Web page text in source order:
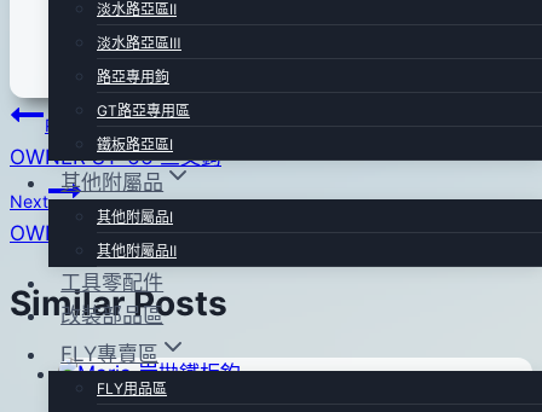
淡水路亞區Ⅱ
淡水路亞區Ⅲ
路亞專用鉤
GT路亞專用區
鐵板路亞區Ⅰ
其他附屬品
其他附屬品Ⅰ
其他附屬品Ⅱ
工具零配件
改裝部品區
FLY專賣區
FLY用品區
文
章
導
覽
Previous
OWNER ST-66 三叉鉤
Next
OWNER DH-64 雙鉤
Similar Posts